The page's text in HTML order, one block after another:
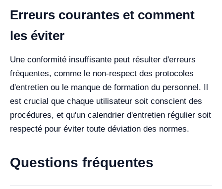
Erreurs courantes et comment
les éviter
Une conformité insuffisante peut résulter d'erreurs
fréquentes, comme le non-respect des protocoles
d'entretien ou le manque de formation du personnel. Il
est crucial que chaque utilisateur soit conscient des
procédures, et qu'un calendrier d'entretien régulier soit
respecté pour éviter toute déviation des normes.
Questions fréquentes